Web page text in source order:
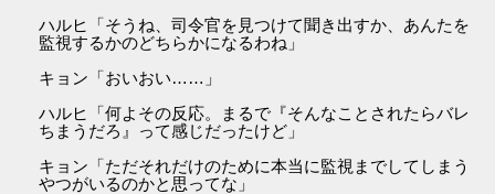
ハルヒ「そうね、司令官を見つけて聞き出すか、あんたを
監視するかのどちらかになるわね」
キョン「おいおい……」
ハルヒ「何よその反応。まるで『そんなことされたらバレ
ちまうだろ』って感じだったけど」
キョン「ただそれだけのために本当に監視までしてしまう
やつがいるのかと思ってな」